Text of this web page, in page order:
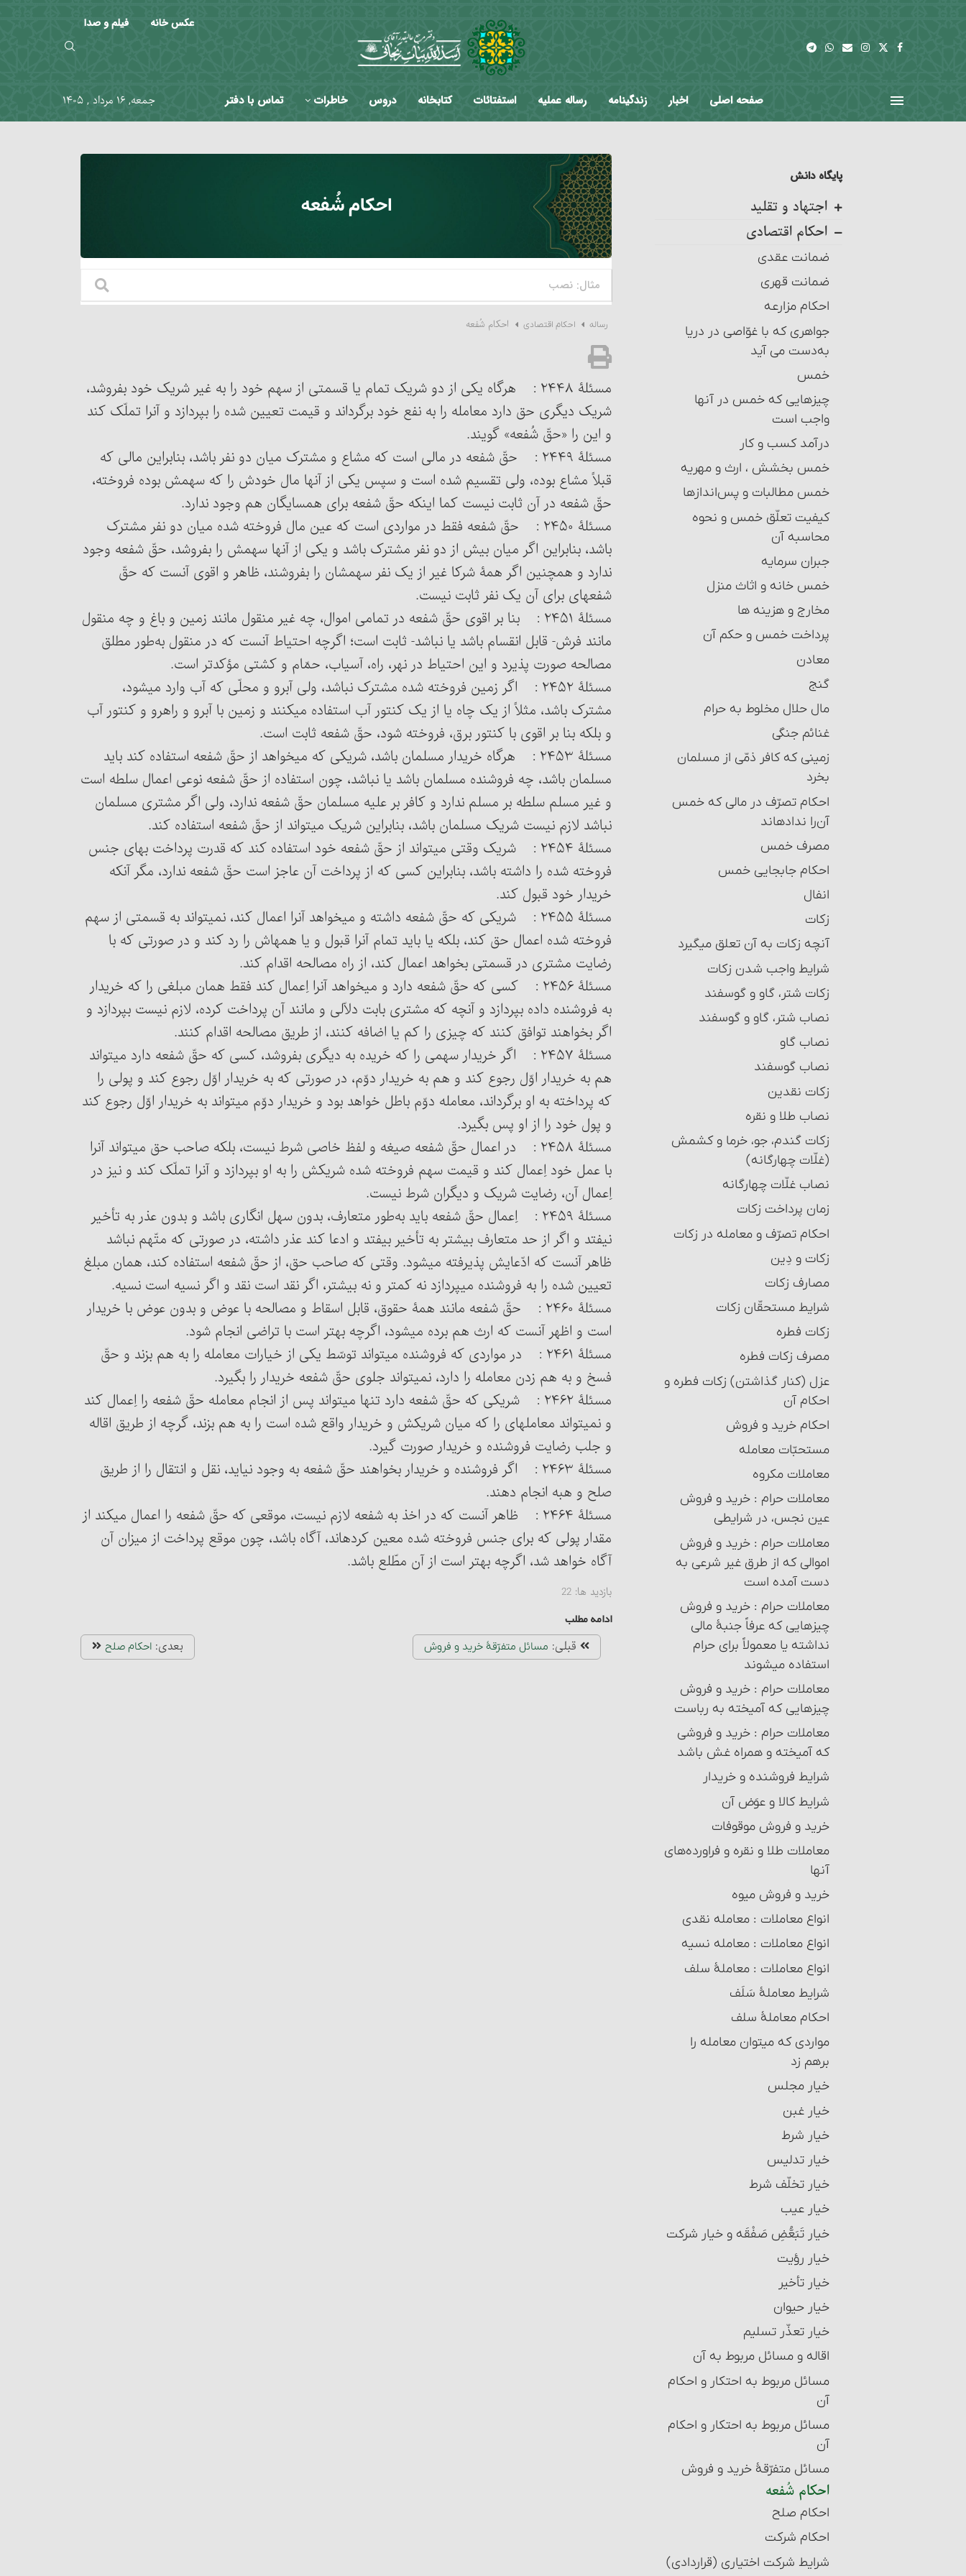
عکس خانه فیلم و صدا
صفحه اصلی اخبار زندگینامه رساله عملیه استفتائات کتابخانه دروس خاطرات تماس با دفتر جمعه, ۱۶ مرداد , ۱۴۰۵
احکام شُفعه
رساله احکام اقتصادی احکام شُفعه
مسئلۀ ۲۴۴۸ : هرگاه یکی از دو شریک تمام یا قسمتی از سهم خود را به غیر شریک خود بفروشد،
شریک دیگری حق دارد معامله را به نفع خود برگرداند و قیمت تعیین شده را بپردازد و آن‎را تملّک کند
و این را «حقّ شُفعه» گویند.
مسئلۀ ۲۴۴۹ : حقّ شفعه در مالی است که مشاع و مشترک میان دو نفر باشد، بنابراین مالی که
قبلاً مشاع بوده، ولی تقسیم شده است و سپس یکی از آنها مال خودش را که سهمش بوده فروخته،
حقّ شفعه در آن ثابت نیست کما اینکه حقّ شفعه برای همسایگان هم وجود ندارد.
مسئلۀ ۲۴۵۰ : حقّ شفعه فقط در مواردی است که عین مال فروخته شده میان دو نفر مشترک
باشد، بنابراین اگر میان بیش از دو نفر مشترک باشد و یکی از آنها سهمش را بفروشد، حقّ شفعه وجود
ندارد و همچنین اگر همۀ شرکا غیر از یک نفر سهمشان را بفروشند، ظاهر و اقوی‏ آنست که حقّ
شفعه‏ای برای آن یک نفر ثابت نیست.
مسئلۀ ۲۴۵۱ : بنا بر اقوی‏ حقّ شفعه در تمامی اموال، چه غیر منقول مانند زمین و باغ و چه منقول
مانند فرش- قابل انقسام باشد یا نباشد- ثابت است؛ اگرچه احتیاط آنست که در منقول به‌طور مطلق
مصالحه صورت پذیرد و این احتیاط در نهر، راه، آسیاب، حمّام و کشتی مؤکدتر است.
مسئلۀ ۲۴۵۲ : اگر زمین فروخته شده مشترک نباشد، ولی آب‎رو و محلّی که آب وارد می‏شود،
مشترک باشد، مثلاً از یک چاه یا از یک کنتور آب استفاده می‏کنند و زمین با آب‎رو و راهرو و کنتور آب
و بلکه بنا بر اقوی‏ با کنتور برق، فروخته شود، حقّ شفعه ثابت است.
مسئلۀ ۲۴۵۳ : هرگاه خریدار مسلمان باشد، شریکی که می‏خواهد از حقّ شفعه استفاده کند باید
مسلمان باشد، چه فروشنده مسلمان باشد یا نباشد، چون استفاده از حقّ شفعه نوعی اعمال سلطه است
و غیر مسلم سلطه بر مسلم ندارد و کافر بر علیه مسلمان حقّ شفعه ندارد، ولی اگر مشتری مسلمان
نباشد لازم نیست شریک مسلمان باشد، بنابراین شریک می‏تواند از حقّ شفعه استفاده کند.
مسئلۀ ۲۴۵۴ : شریک وقتی می‏تواند از حقّ شفعه خود استفاده کند که قدرت پرداخت بهای جنس
فروخته شده را داشته باشد، بنابراین کسی که از پرداخت آن عاجز است حقّ شفعه ندارد، مگر آنکه
خریدار خود قبول کند.
مسئلۀ ۲۴۵۵ : شریکی که حقّ شفعه داشته و می‏خواهد آن‎را اعمال کند، نمی‏تواند به قسمتی از سهم
فروخته شده اعمال حق کند، بلکه یا باید تمام آن‎را قبول و یا همه‎اش را رد کند و در صورتی که با
رضایت مشتری در قسمتی بخواهد اعمال کند، از راه مصالحه اقدام کند.
مسئلۀ ۲۴۵۶ : کسی که حقّ شفعه دارد و می‏خواهد آن‎را اِعمال کند فقط همان مبلغی را که خریدار
به فروشنده داده بپردازد و آنچه که مشتری بابت دلاّلی و مانند آن پرداخت کرده، لازم نیست بپردازد و
اگر بخواهند توافق کنند که چیزی را کم یا اضافه کنند، از طریق مصالحه اقدام کنند.
مسئلۀ ۲۴۵۷ : اگر خریدار سهمی را که خریده به دیگری بفروشد، کسی که حقّ شفعه دارد می‏تواند
هم به خریدار اوّل رجوع کند و هم به خریدار دوّم، در صورتی که به خریدار اوّل رجوع کند و پولی را
که پرداخته به او برگرداند، معامله دوّم باطل خواهد بود و خریدار دوّم می‏تواند به خریدار اوّل رجوع کند
و پول خود را از او پس بگیرد.
مسئلۀ ۲۴۵۸ : در اعمال حقّ شفعه صیغه و لفظ خاصی شرط نیست، بلکه صاحب حق می‏تواند آن‎را
با عمل خود اِعمال کند و قیمت سهم فروخته شده شریکش را به او بپردازد و آن‎را تملّک کند و نیز در
اِعمال آن، رضایت شریک و دیگران شرط نیست.
مسئلۀ ۲۴۵۹ : اِعمال حقّ شفعه باید به‌طور متعارف، بدون سهل انگاری باشد و بدون عذر به تأخیر
نیفتد و اگر از حد متعارف بیشتر به تأخیر بیفتد و ادعا کند عذر داشته، در صورتی که متّهم نباشد
ظاهر آنست که ادّعایش پذیرفته می‏شود. وقتی که صاحب حق، از حقّ شفعه استفاده کند، همان مبلغ
تعیین شده را به فروشنده می‏پردازد نه کمتر و نه بیشتر، اگر نقد است نقد و اگر نسیه است نسیه.
مسئلۀ ۲۴۶۰ : حقّ شفعه مانند همۀ حقوق، قابل اسقاط و مصالحه با عوض و بدون عوض با خریدار
است و اظهر آنست که ارث هم برده می‏شود، اگرچه بهتر است با تراضی انجام شود.
مسئلۀ ۲۴۶۱ : در مواردی که فروشنده می‏تواند توسّط یکی از خیارات معامله را به هم بزند و حقّ
فسخ و به هم زدن معامله را دارد، نمی‏تواند جلوی حقّ شفعه خریدار را بگیرد.
مسئلۀ ۲۴۶۲ : شریکی که حقّ شفعه دارد تنها می‏تواند پس از انجام معامله حقّ شفعه را اِعمال کند
و نمی‏تواند معامله‏ای را که میان شریکش و خریدار واقع شده است را به هم بزند، گرچه از طریق اقاله
و جلب رضایت فروشنده و خریدار صورت گیرد.
مسئلۀ ۲۴۶۳ : اگر فروشنده و خریدار بخواهند حقّ شفعه به وجود نیاید، نقل و انتقال را از طریق
صلح و هبه انجام دهند.
مسئلۀ ۲۴۶۴ : ظاهر آنست که در اخذ به شفعه لازم نیست، موقعی که حقّ شفعه را اعمال می‏کند از
مقدار پولی که برای جنس فروخته شده معین کرده‏اند، آگاه باشد، چون موقع پرداخت از میزان آن
آگاه خواهد شد، اگرچه بهتر است از آن مطّلع باشد.
بازدید ها: 22
ادامه مطلب
قبلی: مسائل متفرّقۀ‏ خرید و فروش بعدی: احکام صلح
پایگاه دانش
اجتهاد و تقلید
کلیات
اجتهاد، واجب کفایی است
احکام تکلیف
احکام تقلید
احکام تغییر تقلید (عدول)
بقای بر تقلید میت
تغییر رأی مجتهد و احکام آن
عدالت و نشانه ‏های آن
احکام اقتصادی
ضمانت عقدی
ضمانت قهری
احکام مزارعه‏
جواهری که با غوّاصی در دریا
به‌دست می‏ آید
خمس
چیزهایی که خمس در آنها
واجب است‏
درآمد کسب و کار
خمس بخشش ، ارث و مهریه
خمس مطالبات و پس‌اندازها
کیفیت تعلّق خمس و نحوه
محاسبه آن‏
جبران سرمایه‏
خمس خانه و اثاث منزل‏
مخارج و هزینه‏ ها
پرداخت خمس و حکم آن‏
معادن
گنج
مال حلال مخلوط به حرام‏
غنائم جنگی
زمینی که کافر ذمّی از مسلمان
بخرد
احکام تصرّف در مالی که خمس
آن‌را نداده‏اند
مصرف خمس
احکام جابجایی خمس
انفال
زکات
آنچه زکات به آن تعلق می‎گیرد‏
شرایط واجب شدن زکات‏
زکات شتر، گاو و گوسفند
نصاب شتر، گاو و گوسفند
نصاب گاو
نصاب گوسفند
زکات نقدین‏
نصاب طلا و نقره‏
زکات گندم، جو، خرما و کشمش
(غلّات چهارگانه)
نصاب غلّات چهارگانه‏
زمان پرداخت زکات‏
احکام تصرّف و معامله در زکات
زکات و دِین‏
مصارف زکات
شرایط مستحقّان زکات‏
زکات فطره
مصرف زکات فطره
عزل (کنار گذاشتن) زکات فطره و
احکام آن
احکام خرید و فروش‏
مستحبّات معامله
معاملات مکروه
معاملات حرام‏ : خرید و فروش
عین نجس، در شرایطی
معاملات حرام‏ : خرید و فروش
اموالی که از طرق غیر شرعی به
دست آمده است
معاملات حرام‏ : خرید و فروش
چیزهایی که عرفاً جنبۀ مالی
نداشته یا معمولاً برای حرام
استفاده می‏شوند
معاملات حرام‏ : خرید و فروش
چیزهایی که آمیخته به رباست
معاملات حرام‏ : خرید و فروشی
که آمیخته و همراه غش باشد
شرایط فروشنده و خریدار
شرایط کالا و عوَض آن
خرید و فروش موقوفات
معاملات طلا و نقره و فراورده‌های
آنها‏
خرید و فروش میوه‏
انواع معاملات‏ : معامله نقدی
انواع معاملات‏ : معامله نسیه
انواع معاملات‏ : معاملۀ سلف‏
شرایط معاملۀ سَلَف
احکام معاملۀ سلف
مواردی که می‏توان معامله را
برهم زد
خیار مجلس
خیار غبن
خیار شرط
خیار تدلیس
خیار تخلّف شرط
خیار عیب
خیار تَبَعُّضِ صَفْقَه و خیار شرکت
خیار رؤیت
خیار تأخیر
خیار حیوان
خیار تعذّر تسلیم
اقاله و مسائل مربوط به آن‏
مسائل مربوط به احتکار و احکام
آن‏
مسائل مربوط به احتکار و احکام
آن
مسائل متفرّقۀ‏ خرید و فروش
احکام شُفعه
احکام صلح
احکام شرکت
شرایط شرکت اختیاری (قراردادی)